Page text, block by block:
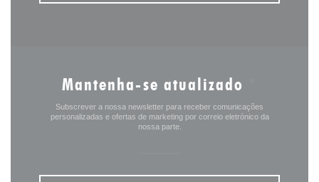
Mantenha-se atualizado
Subscrever a nossa newsletter para receber comunicações
personalizadas e ofertas de marketing por correio eletrónico da
nossa parte.